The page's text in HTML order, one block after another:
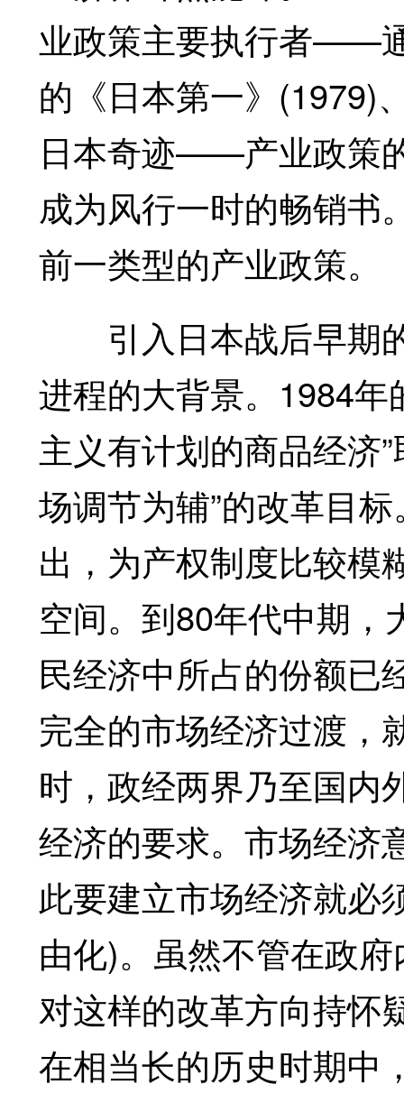
业政策主要执行者——
的《日本第一》(1979)
日本奇迹——产业政策
成为风行一时的畅销书
前一类型的产业政策。
引入日本战后早期
进程的大背景。1984年
主义有计划的商品经济
场调节为辅”的改革目
出，为产权制度比较模
空间。到80年代中期
民经济中所占的份额已
完全的市场经济过渡，
时，政经两界乃至国内
经济的要求。市场经济
此要建立市场经济就必
由化)。虽然不管在政
对这样的改革方向持怀
在相当长的历史时期中